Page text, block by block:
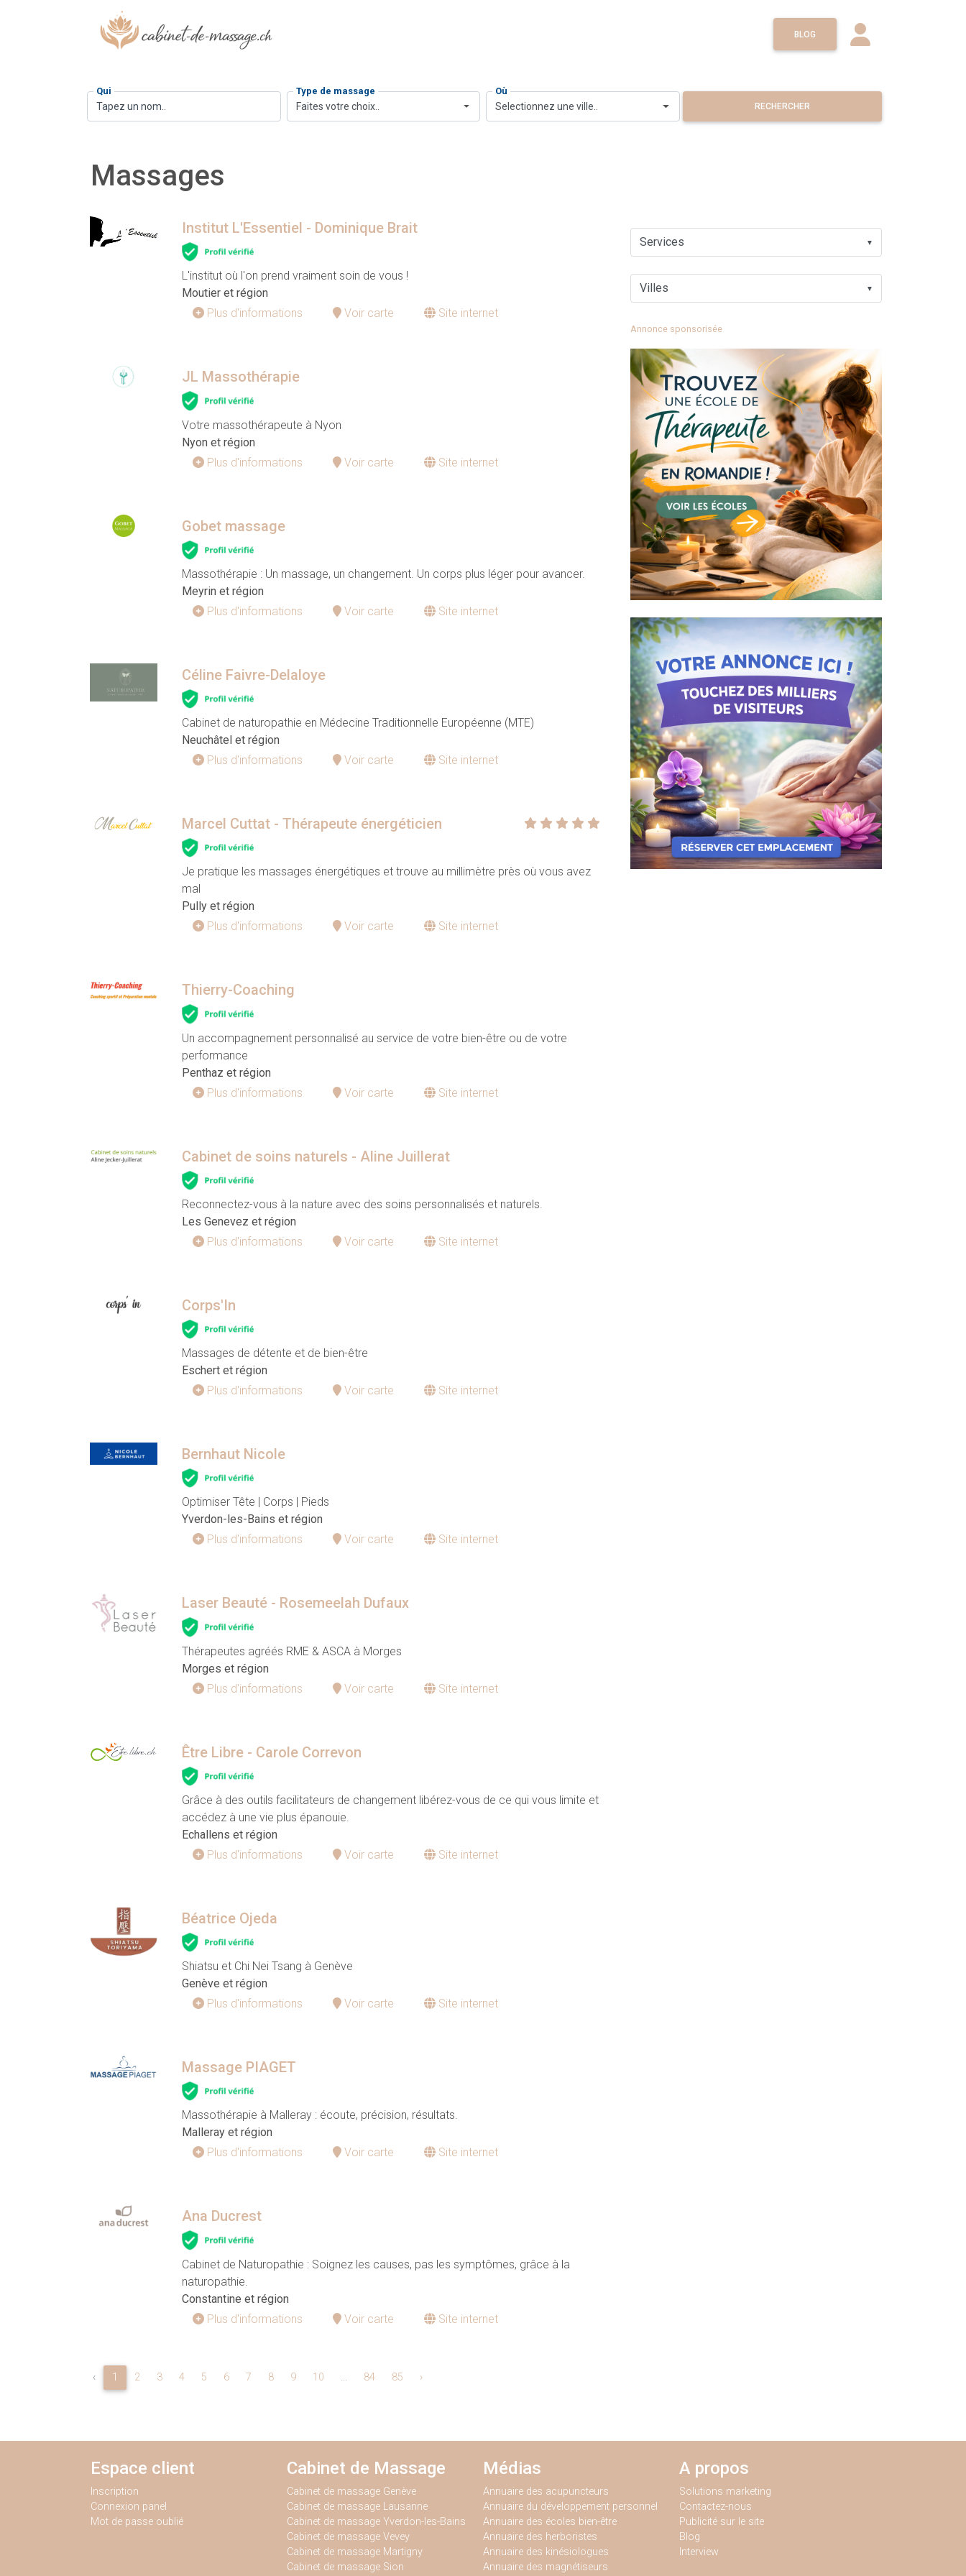
BLOG
Qui Type de massage
Faites votre choix..
Où
Selectionnez une ville.. RECHERCHER
Massages
Institut L'Essentiel - Dominique Brait
L'institut où l'on prend vraiment soin de vous !
Moutier et région
Plus d'informations
Voir carte Site internet
JL Massothérapie
Votre massothérapeute à Nyon
Nyon et région
Plus d'informations
Voir carte Site internet
Gobet massage
Massothérapie : Un massage, un changement. Un corps plus léger pour avancer.
Meyrin et région
Plus d'informations
Voir carte Site internet
Céline Faivre-Delaloye
Cabinet de naturopathie en Médecine Traditionnelle Européenne (MTE)
Neuchâtel et région
Plus d'informations
Voir carte Site internet
Marcel Cuttat - Thérapeute énergéticien
Je pratique les massages énergétiques et trouve au millimètre près où vous avez
mal
Pully et région
Plus d'informations
Voir carte Site internet
Thierry-Coaching
Un accompagnement personnalisé au service de votre bien-être ou de votre
performance
Penthaz et région
Plus d'informations
Voir carte Site internet
Cabinet de soins naturels - Aline Juillerat
Reconnectez-vous à la nature avec des soins personnalisés et naturels.
Les Genevez et région
Plus d'informations
Voir carte Site internet
Corps'In
Massages de détente et de bien-être
Eschert et région
Plus d'informations
Voir carte Site internet
Bernhaut Nicole
Optimiser Tête | Corps | Pieds
Yverdon-les-Bains et région
Plus d'informations
Voir carte Site internet
Laser Beauté - Rosemeelah Dufaux
Thérapeutes agréés RME & ASCA à Morges
Morges et région
Plus d'informations
Voir carte Site internet
Être Libre - Carole Correvon
Grâce à des outils facilitateurs de changement libérez-vous de ce qui vous limite et
accédez à une vie plus épanouie.
Echallens et région
Plus d'informations
Voir carte Site internet
Béatrice Ojeda
Shiatsu et Chi Nei Tsang à Genève
Genève et région
Plus d'informations
Voir carte Site internet
Massage PIAGET
Massothérapie à Malleray : écoute, précision, résultats.
Malleray et région
Plus d'informations
Voir carte Site internet
Ana Ducrest
Cabinet de Naturopathie : Soignez les causes, pas les symptômes, grâce à la
naturopathie.
Constantine et région
Plus d'informations
Voir carte Site internet
‹ 1 2 3 4 5 6 7 8 9 10 ... 84 85 ›
▼
▼
Annonce sponsorisée
Espace client
Inscription
Connexion panel
Mot de passe oublié
Cabinet de Massage
Cabinet de massage Genève
Cabinet de massage Lausanne
Cabinet de massage Yverdon-les-Bains
Cabinet de massage Vevey
Cabinet de massage Martigny
Cabinet de massage Sion
Médias
Annuaire des acupuncteurs
Annuaire du développement personnel
Annuaire des écoles bien-être
Annuaire des herboristes
Annuaire des kinésiologues
Annuaire des magnétiseurs
A propos
Solutions marketing
Contactez-nous
Publicité sur le site
Blog
Interview